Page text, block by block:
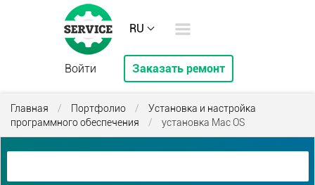
RU
Войти Заказать ремонт
Главная / Портфолио /
Установка и настройка
программного обеспечения
/ установка Mac OS